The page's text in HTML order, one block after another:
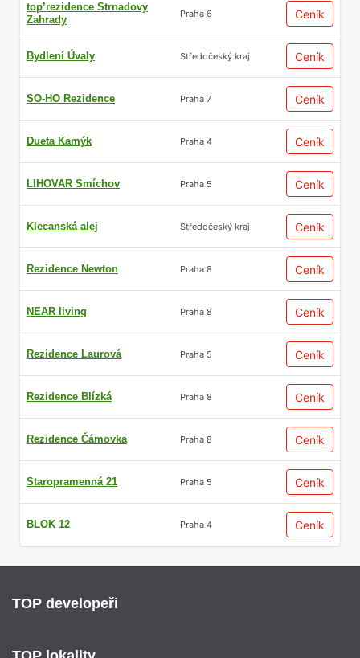
top’rezidence Strnadovy
Zahrady
Praha 6 Ceník
Bydlení Úvaly Středočeský kraj Ceník
SO-HO Rezidence Praha 7 Ceník
Dueta Kamýk Praha 4 Ceník
LIHOVAR Smíchov Praha 5 Ceník
Klecanská alej Středočeský kraj Ceník
Rezidence Newton Praha 8 Ceník
NEAR living Praha 8 Ceník
Rezidence Laurová Praha 5 Ceník
Rezidence Blízká Praha 8 Ceník
Rezidence Čámovka Praha 8 Ceník
Staropramenná 21 Praha 5 Ceník
BLOK 12 Praha 4 Ceník
TOP developeři